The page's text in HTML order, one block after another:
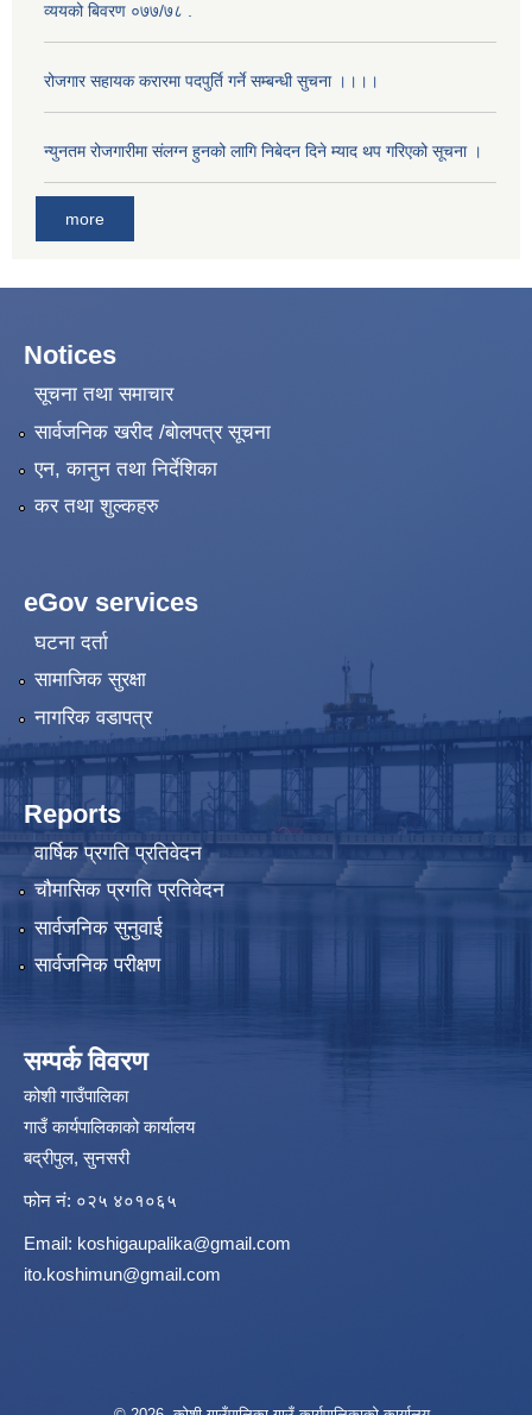
व्ययको बिवरण ०७७/७८ .
रोजगार सहायक करारमा पदपुर्ति गर्ने सम्बन्धी सुचना ।।।।
न्युनतम रोजगारीमा संलग्न हुनको लागि निबेदन दिने म्याद थप गरिएको सूचना ।
more
Notices
सूचना तथा समाचार
सार्वजनिक खरीद /बोलपत्र सूचना
एन, कानुन तथा निर्देशिका
कर तथा शुल्कहरु
eGov services
घटना दर्ता
सामाजिक सुरक्षा
नागरिक वडापत्र
Reports
वार्षिक प्रगति प्रतिवेदन
चौमासिक प्रगति प्रतिवेदन
सार्वजनिक सुनुवाई
सार्वजनिक परीक्षण
सम्पर्क विवरण
कोशी गाउँपालिका
गाउँ कार्यपालिकाको कार्यालय
बद्रीपुल, सुनसरी
फोन नं: ०२५ ४०१०६५
Email: koshigaupalika@gmail.com
ito.koshimun@gmail.com